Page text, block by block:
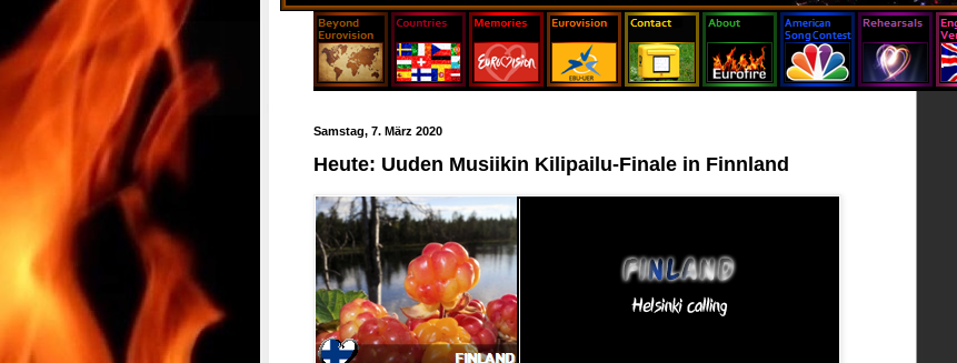
Samstag, 7. März 2020
Heute: Uuden Musiikin Kilipailu-Finale in Finnland